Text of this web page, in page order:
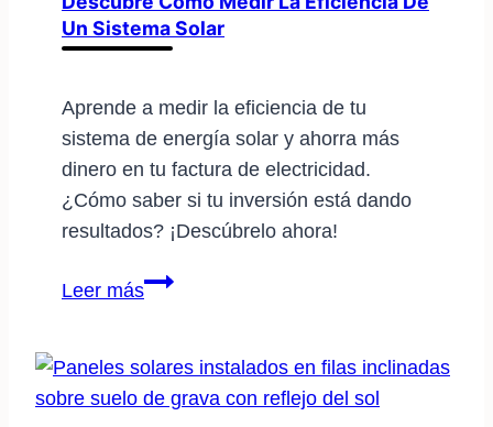
funciona
Un Sistema Solar
Aprende a medir la eficiencia de tu
sistema de energía solar y ahorra más
dinero en tu factura de electricidad.
¿Cómo saber si tu inversión está dando
resultados? ¡Descúbrelo ahora!
Leer másDescubre
la
eficiencia